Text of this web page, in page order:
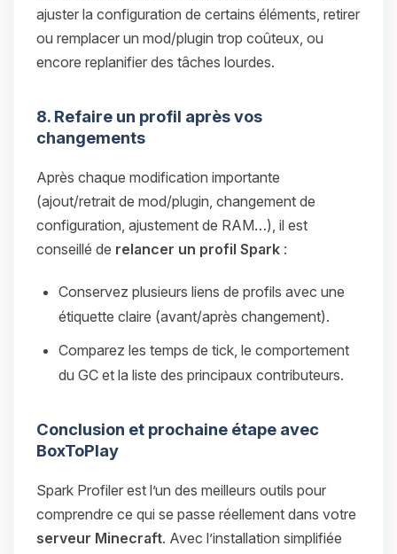
ajuster la configuration de certains éléments, retirer
ou remplacer un mod/plugin trop coûteux, ou
encore replanifier des tâches lourdes.
8. Refaire un profil après vos
changements
Après chaque modification importante
(ajout/retrait de mod/plugin, changement de
configuration, ajustement de RAM…), il est
conseillé de relancer un profil Spark :
Conservez plusieurs liens de profils avec une
étiquette claire (avant/après changement).
Comparez les temps de tick, le comportement
du GC et la liste des principaux contributeurs.
Conclusion et prochaine étape avec
BoxToPlay
Spark Profiler est l’un des meilleurs outils pour
comprendre ce qui se passe réellement dans votre
serveur Minecraft. Avec l’installation simplifiée